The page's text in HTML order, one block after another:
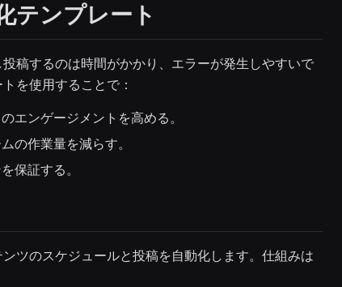
テンプレート
稿するのは時間がかかり、エラーが発生しやすいで
を使用することで：
エンゲージメントを高める。
の作業量を減らす。
保証する。
ツのスケジュールと投稿を自動化します。仕組みは